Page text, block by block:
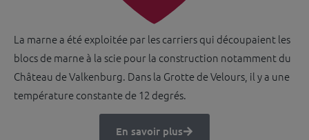
La marne a été exploitée par les carriers qui découpaient les
blocs de marne à la scie pour la construction notamment du
Château de Valkenburg. Dans la Grotte de Velours, il y a une
température constante de 12 degrés.
En savoir plus